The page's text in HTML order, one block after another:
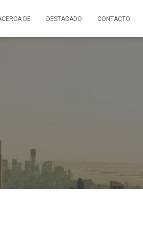
DE DESTACADO CONTACTO